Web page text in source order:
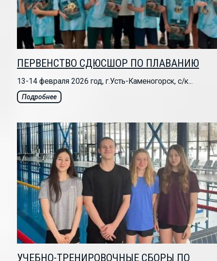
ПЕРВЕНСТВО СДЮСШОР ПО ПЛАВАНИЮ
13-14 февраля 2026 год, г.Усть-Каменогорск, с/к...
Подробнее
УЧЕБНО-ТРЕНИРОВОЧНЫЕ СБОРЫ ПО